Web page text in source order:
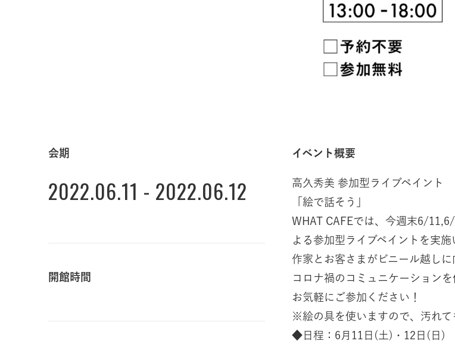
イベント概要
高久秀美 参加型ライブペイント
「絵で話そう」
WHAT CAFEでは、今週末6/
よる参加型ライブペイントを実施
作家とお客さまがビニール越し
コロナ禍のコミュニケーション
お気軽にご参加ください！
※絵の具を使いますので、汚れて
◆日程：6月11日(土)・12日(日)
会期
2022.06.11 - 2022.06.12
開館時間